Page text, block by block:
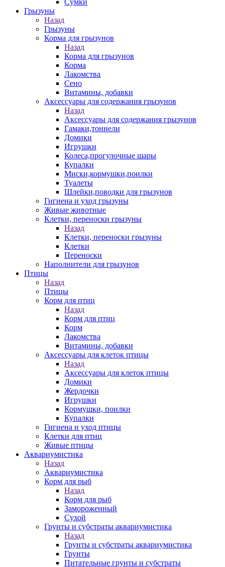
Сумки
Грызуны
Назад
Грызуны
Корма для грызунов
Назад
Корма для грызунов
Корма
Лакомства
Сено
Витамины, добавки
Аксессуары для содержания грызунов
Назад
Аксессуары для содержания грызунов
Гамаки,тоннели
Домики
Игрушки
Колеса,прогулочные шары
Купалки
Миски,кормушки,поилки
Туалеты
Шлейки,поводки для грызунов
Гигиена и уход грызуны
Живые животные
Клетки, переноски грызуны
Назад
Клетки, переноски грызуны
Клетки
Переноски
Наполнители для грызунов
Птицы
Назад
Птицы
Корм для птиц
Назад
Корм для птиц
Корм
Лакомства
Витамины, добавки
Аксессуары для клеток птицы
Назад
Аксессуары для клеток птицы
Домики
Жердочки
Игрушки
Кормушки, поилки
Купалки
Гигиена и уход птицы
Клетки для птиц
Живые птицы
Аквариумистика
Назад
Аквариумистика
Корм для рыб
Назад
Корм для рыб
Замороженный
Сухой
Грунты и субстраты аквариумистика
Назад
Грунты и субстраты аквариумистика
Грунты
Питательные грунты и субстраты